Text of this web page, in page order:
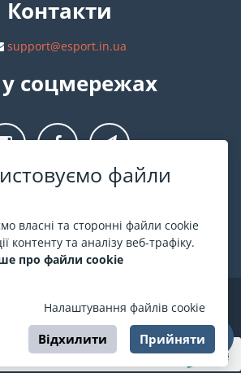
файли
власні та сторонні файли cookie
контенту та аналізу веб-трафіку.
про файли cookie
Налаштування файлів cookie
Відхилити Прийняти
Контакти
support@esport.in.ua
соцмережах
ESPORT.in.ua
афіша Києва та інших міст
продаються офіційно. Ми працюємо
з касами.